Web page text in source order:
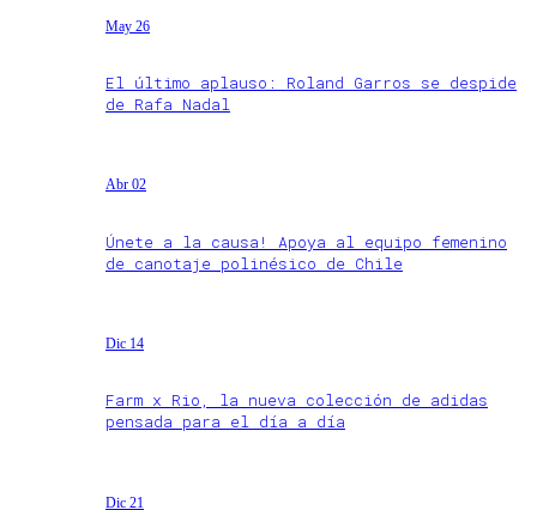
May 26
El último aplauso: Roland Garros se despide
de Rafa Nadal
Abr 02
Únete a la causa! Apoya al equipo femenino
de canotaje polinésico de Chile
Dic 14
Farm x Rio, la nueva colección de adidas
pensada para el día a día
Dic 21